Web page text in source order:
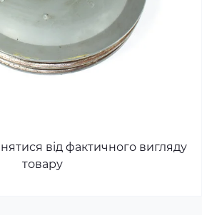
від фактичного вигляду
товару